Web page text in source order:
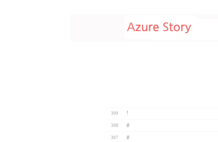
309 !
308 #
307 #